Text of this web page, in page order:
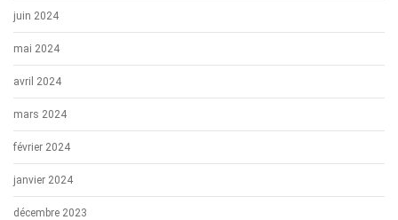
juin 2024
mai 2024
avril 2024
mars 2024
février 2024
janvier 2024
décembre 2023